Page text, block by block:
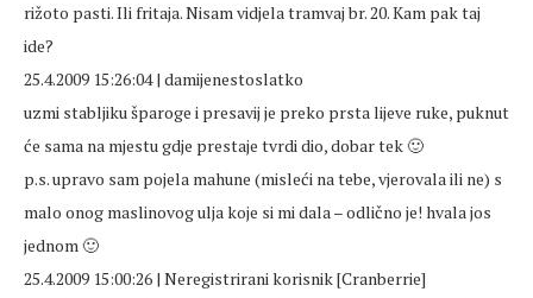
rižoto pasti. Ili fritaja. Nisam vidjela tramvaj br. 20. Kam pak taj
ide?
25.4.2009 15:26:04 | damijenestoslatko
uzmi stabljiku šparoge i presavij je preko prsta lijeve ruke, puknut
će sama na mjestu gdje prestaje tvrdi dio, dobar tek 🙂
p.s. upravo sam pojela mahune (misleći na tebe, vjerovala ili ne) s
malo onog maslinovog ulja koje si mi dala – odlično je! hvala jos
jednom 🙂
25.4.2009 15:00:26 | Neregistrirani korisnik [Cranberrie]